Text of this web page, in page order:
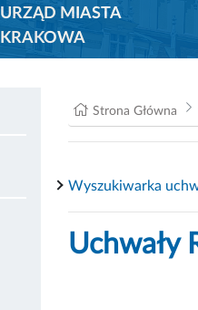
URZĄD MIASTA
KRAKOWA
Strona Główna
Wyszukiwarka
Uchwały